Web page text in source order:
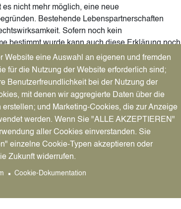
nicht mehr möglich, eine neue
Bestehende Lebenspartnerschaften
Sofern noch kein
bestimmt wurde kann auch diese Erklärung noch
Hier besteht die Auswahlmöglichkeit
oder den aktuell geführten Familiennamen.
Website eine Auswahl an eigenen und fremden
für die Nutzung der Website erforderlich sind;
Benutzerfreundlichkeit bei der Nutzung der
mit denen wir aggregierte Daten über die
und Marketing-Cookies, die zur Anzeige
werden. Wenn Sie "ALLE AKZEPTIEREN"
aller Cookies einverstanden. Sie
einzelne Cookie-Typen akzeptieren oder
Zukunft widerrufen.
Cookie-Dokumentation